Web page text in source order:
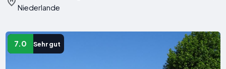
Niederlande
7.0 Sehr gut